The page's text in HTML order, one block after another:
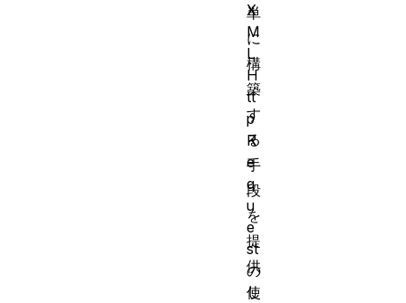
単
に
構
築
す
る
手
段
を
提
供
し
X
M
L
H
tt
p
R
e
q
u
e
st
の
使